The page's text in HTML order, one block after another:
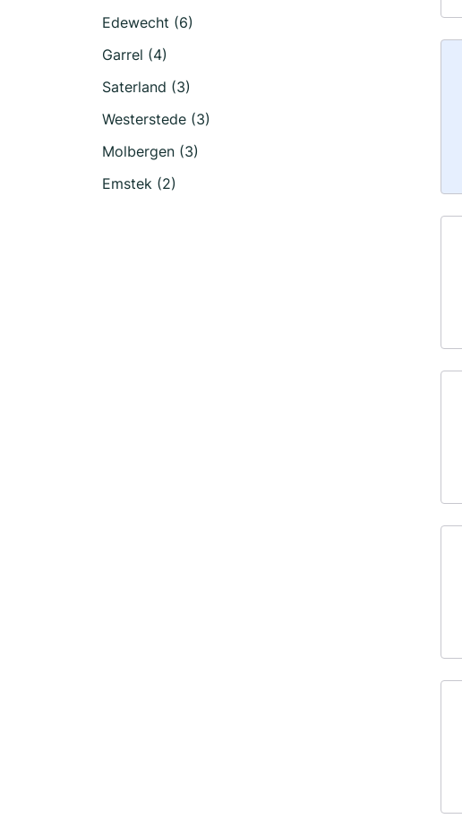
Edewecht (6)
Garrel (4)
Saterland (3)
Westerstede (3)
Molbergen (3)
Emstek (2)